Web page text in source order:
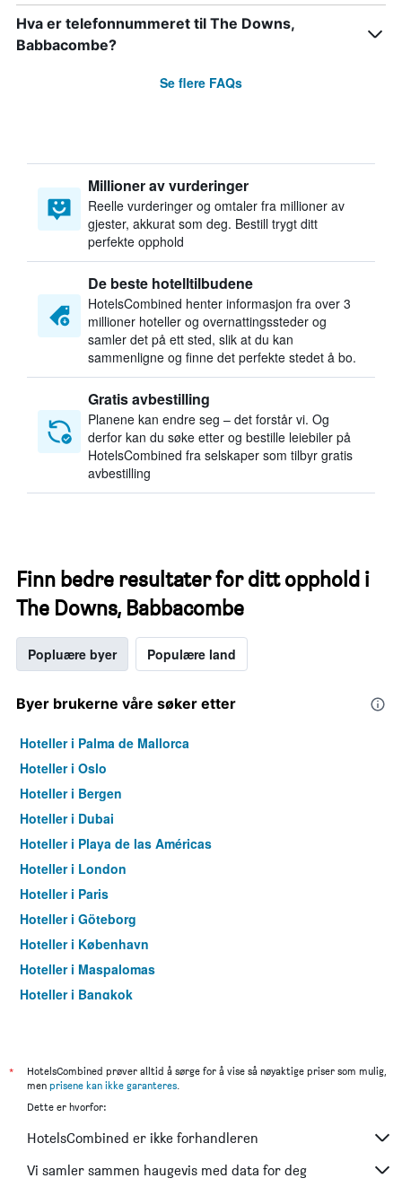
Hva er telefonnummeret til The Downs,
Babbacombe?
Se flere FAQs
Millioner av vurderinger
Reelle vurderinger og omtaler fra millioner av
gjester, akkurat som deg. Bestill trygt ditt
perfekte opphold
De beste hotelltilbudene
HotelsCombined henter informasjon fra over 3
millioner hoteller og overnattingssteder og
samler det på ett sted, slik at du kan
sammenligne og finne det perfekte stedet å bo.
Gratis avbestilling
Planene kan endre seg – det forstår vi. Og
derfor kan du søke etter og bestille leiebiler på
HotelsCombined fra selskaper som tilbyr gratis
avbestilling
Finn bedre resultater for ditt opphold i
The Downs, Babbacombe
Popluære byer Populære land
Byer brukerne våre søker etter
Hoteller i Palma de Mallorca
Hoteller i Oslo
Hoteller i Bergen
Hoteller i Dubai
Hoteller i Playa de las Américas
Hoteller i London
Hoteller i Paris
Hoteller i Göteborg
Hoteller i København
Hoteller i Maspalomas
Hoteller i Bangkok
*
HotelsCombined prøver alltid å sørge for å vise så nøyaktige priser som mulig,
men prisene kan ikke garanteres.
Dette er hvorfor:
HotelsCombined er ikke forhandleren
Vi samler sammen haugevis med data for deg